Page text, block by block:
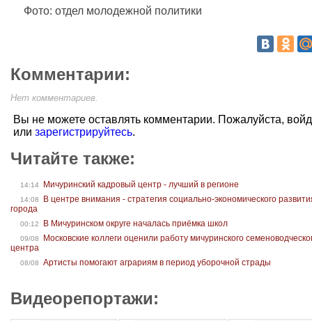
Фото: отдел молодежной политики
Комментарии:
Нет комментариев.
Вы не можете оставлять комментарии. Пожалуйста,
или зарегистрируйтесь.
Читайте также:
14:14 Мичуринский кадровый центр - лучший в регионе
14:08
В центре внимания - стратегия социально-экономического
города
00:12 В Мичуринском округе началась приёмка школ
09/08
Московские коллеги оценили работу мичуринского
центра
08/08 Артисты помогают аграриям в период уборочной страды
Видеорепортажи: